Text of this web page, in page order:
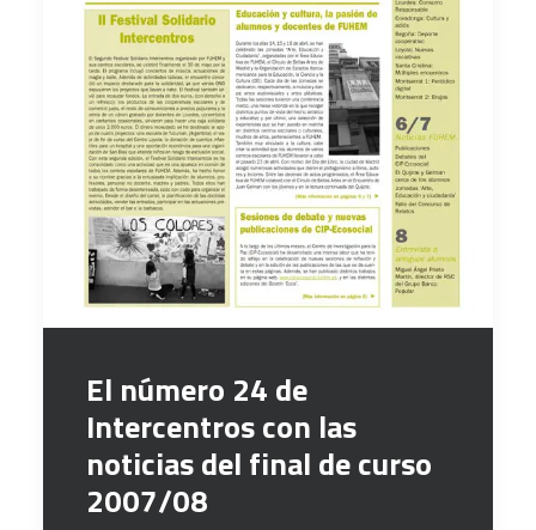
El número 24 de
Intercentros con las
noticias del final de curso
2007/08